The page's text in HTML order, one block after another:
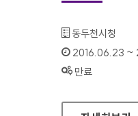
기관명 :
동두천시청
인증기간 :
2016.06.23 ~
상태 :
만료